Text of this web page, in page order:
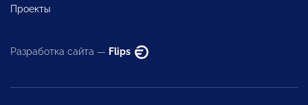
Проекты
Разработка сайта — Flips